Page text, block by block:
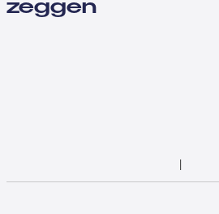
zeggen